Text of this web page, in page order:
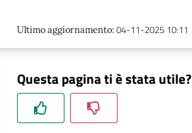
Formazione
Ultimo aggiornamento:04-11-2025 10:11
Questa pagina ti è stata utile?